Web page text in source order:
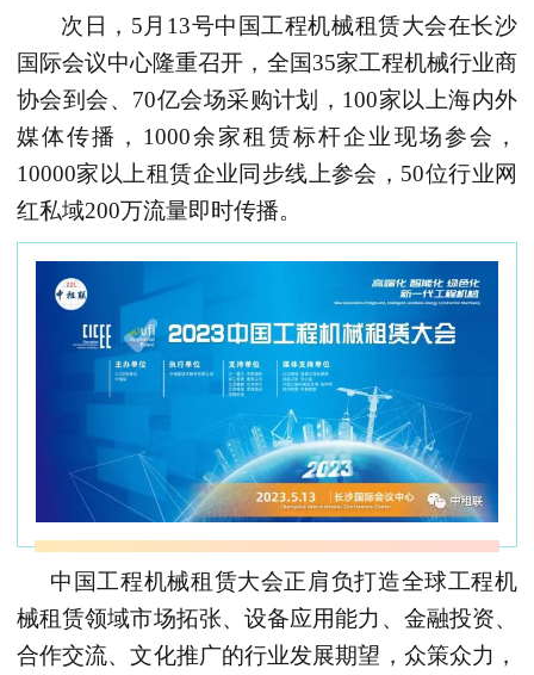
次日， 5月 13号中国工程机械租赁大会在长沙
国际会议中心隆重召开，全国35家工程机械行业商
协会到会、 70亿会场采购计划， 100家以上海内外
媒体传播， 1000余家租赁标杆企业现场参会，
10000家以上租赁企业同步线上参会， 50位行业网
红私域200万流量即时传播。
中国工程机械租赁大会正肩负打造全球工程机
械租赁领域市场拓张、设备应用能力、金融投资、
合作交流、文化推广的行业发展期望，众策众力，